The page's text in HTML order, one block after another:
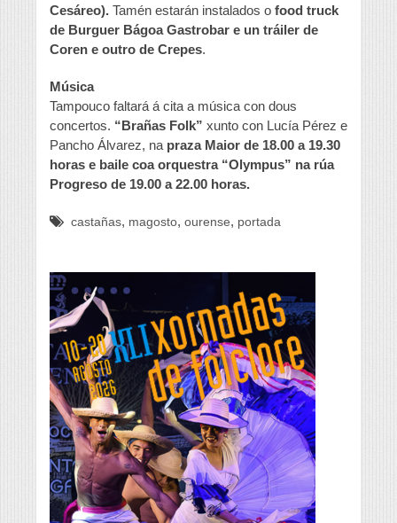
Cesáreo). Tamén estarán instalados o food truck
de Burguer Bágoa Gastrobar e un tráiler de
Coren e outro de Crepes.
Música
Tampouco faltará á cita a música con dous
concertos. “Brañas Folk” xunto con Lucía Pérez e
Pancho Álvarez, na praza Maior de 18.00 a 19.30
horas e baile coa orquestra “Olympus” na rúa
Progreso de 19.00 a 22.00 horas.
castañas, magosto, ourense, portada